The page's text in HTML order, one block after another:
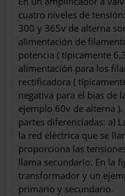
cuatro niveles de
300 y 365v de alterna
alimentación de
potencia ( típicamente
alimentación para los
rectificadora (
negativa para el bias de
ejemplo 60v de alterna
partes diferenciadas: a)
la red eléctrica que se
proporciona las
llama secundario. En la
transformador y un
primario y secundario.